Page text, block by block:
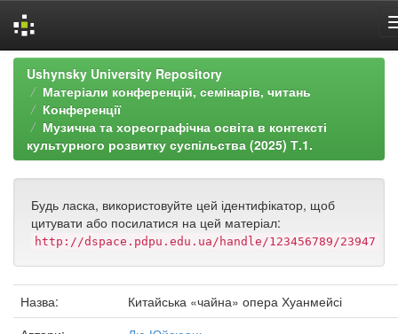
Skip
navigation
Ushynsky University Repository
Матеріали конференцій, семінарів, читань
Конференції
Музична та хореографічна освіта в контексті
культурного розвитку суспільства (2025) Т.1.
Будь ласка, використовуйте цей ідентифікатор, щоб
цитувати або посилатися на цей матеріал:
http://dspace.pdpu.edu.ua/handle/123456789/23947
Назва:
Китайська «чайна» опера Хуанмейсі